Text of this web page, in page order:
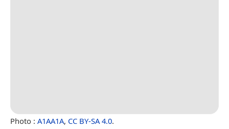
Photo : A1AA1A, CC BY-SA 4.0.